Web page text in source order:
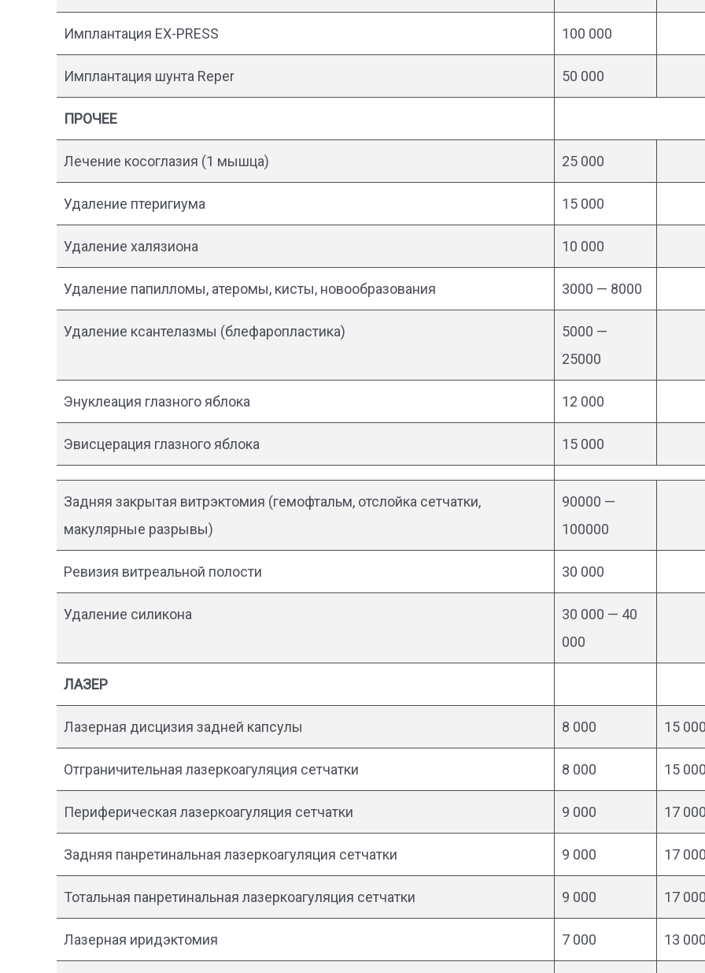
Имплантация EX-PRESS 100 000
Имплантация шунта Reper 50 000
ПРОЧЕЕ
Лечение косоглазия (1 мышца) 25 000
Удаление птеригиума 15 000
Удаление халязиона 10 000
Удаление папилломы, атеромы, кисты, новообразования 3000 — 8000
Удаление ксантелазмы (блефаропластика)
5000 —
25000
Энуклеация глазного яблока 12 000
Эвисцерация глазного яблока 15 000
Задняя закрытая витрэктомия (гемофтальм, отслойка сетчатки,
макулярные разрывы)
90000 —
100000
Ревизия витреальной полости 30 000
Удаление силикона
30 000 — 40
000
ЛАЗЕР
Лазерная дисцизия задней капсулы 8 000 15
Отграничительная лазеркоагуляция сетчатки 8 000 15
Периферическая лазеркоагуляция сетчатки 9 000 17
Задняя панретинальная лазеркоагуляция сетчатки 9 000 17
Тотальная панретинальная лазеркоагуляция сетчатки 9 000 17
Лазерная иридэктомия 7 000 13